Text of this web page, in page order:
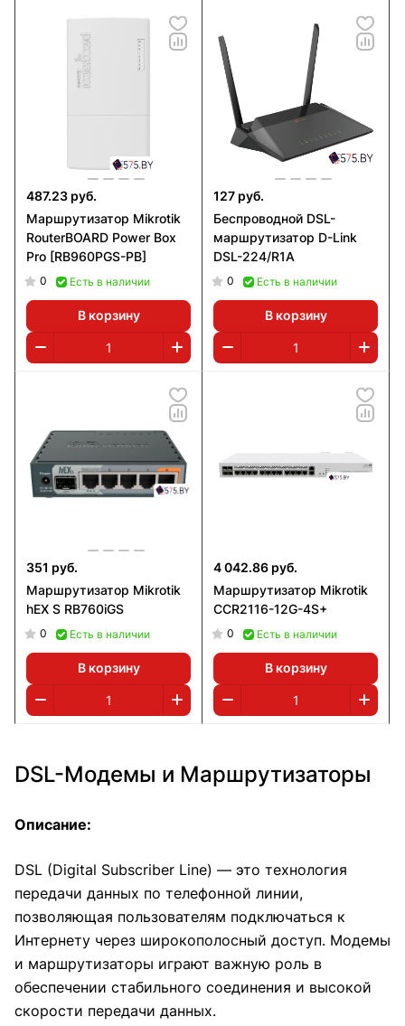
487.23 руб.
Маршрутизатор Mikrotik
RouterBOARD Power Box
Pro [RB960PGS-PB]
0 Есть в наличии
В корзину
127 руб.
Беспроводной DSL-
маршрутизатор D-Link
DSL-224/R1A
0 Есть в наличии
В корзину
351 руб.
Маршрутизатор Mikrotik
hEX S RB760iGS
0 Есть в наличии
В корзину
4 042.86 руб.
Маршрутизатор Mikrotik
CCR2116-12G-4S+
0 Есть в наличии
В корзину
DSL-Модемы и Маршрутизаторы
Описание:
DSL (Digital Subscriber Line) — это технология
передачи данных по телефонной линии,
позволяющая пользователям подключаться к
Интернету через широкополосный доступ. Модемы
и маршрутизаторы играют важную роль в
обеспечении стабильного соединения и высокой
скорости передачи данных.